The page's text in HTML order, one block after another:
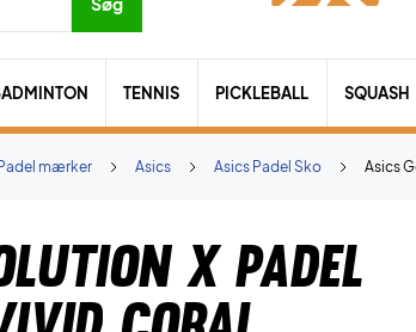
TENNIS PICKLEBALL SQUASH
Asics
Asics Padel Sko
Asics
mærker
X Padel